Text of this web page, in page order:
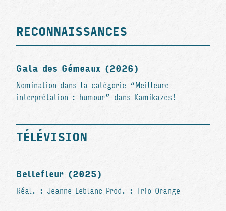
RECONNAISSANCES
Gala des Gémeaux (2026)
Nomination dans la catégorie “Meilleure
interprétation : humour” dans Kamikazes!
TÉLÉVISION
Bellefleur (2025)
Réal. : Jeanne Leblanc Prod. : Trio Orange